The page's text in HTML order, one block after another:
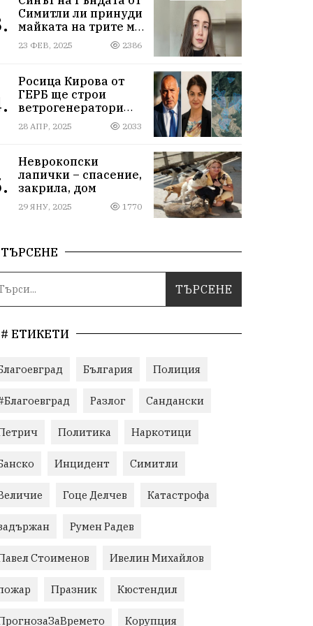
Симитли ли принуди
майката на трите му
деца да се самоубие?
Къде са
23 ФЕВ, 2025 2386
Росица Кирова от
ГЕРБ ще строи
ветрогенератори
върху пасища в
Осоговската планина
28 АПР, 2025 2033
Неврокопски
лапички – спасение,
закрила, дом
29 ЯНУ, 2025 1770
ТЪРСЕНЕ
# ЕТИКЕТИ
България Полиция
Разлог Сандански
Политика Наркотици
Инцидент Симитли
Гоце Делчев Катастрофа
Румен Радев
Стоименов Ивелин Михайлов
Празник Кюстендил
Корупция